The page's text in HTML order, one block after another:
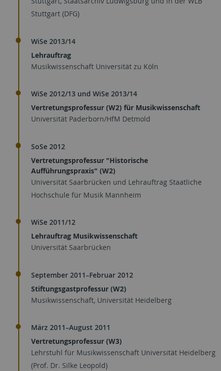
Stuttgart (DFG)
WiSe 2013/14
Lehrauftrag
Musikwissenschaft Universität zu Köln
WiSe 2012/13 und WiSe 2013/14
Vertretungsprofessur (W2) für Musikwissenschaft
Universität Paderborn/HfM Detmold
SoSe 2012
Vertretungsprofessur "Historische
Aufführungspraxis" (W2)
Universität Saarbrücken und Lehrauftrag Staatliche
Hochschule für Musik Mannheim
WiSe 2011/12
Lehrauftrag Musikwissenschaft
Universität Saarbrücken
September 2011–Februar 2012
Stiftungsgastprofessur (W2)
Musikwissenschaft, Universität Heidelberg
März 2011–August 2011
Vertretungsprofessur (W3)
Lehrstuhl für Musikwissenschaft Universität Heidelberg
(Prof. Dr. Silke Leopold)